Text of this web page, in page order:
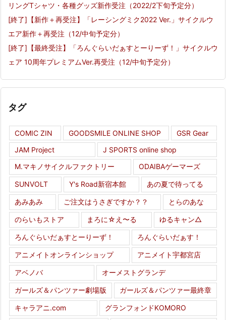
リングTシャツ・各種グッズ新作受注（2022/2下旬予定分）
[終了]【新作＋再受注】「レーシングミク2022 Ver.」サイクルウ
エア新作＋再受注（12/中旬予定分）
[終了]【最終受注】「ろんぐらいだぁすとーりーず！」サイクルウ
ェア 10周年プレミアムVer.再受注（12/中旬予定分）
タグ
COMIC ZIN GOODSMILE ONLINE SHOP
GSR Gear
JAM Project
J SPORTS online shop
M.マキノサイクルファクトリー
ODAIBAゲーマーズ
SUNVOLT Y's Road新宿本館 あの夏で待ってる
あみあみ ご注文はうさぎですか？？ とらのあな
のらいもストア まろに☆え〜る ゆるキャン△
ろんぐらいだぁすとーりーず！ ろんぐらいだぁす！
アニメイトオンラインショップ アニメイト宇都宮店
アベノバ オーメストグランデ
ガールズ＆パンツァー劇場版 ガールズ＆パンツァー最終章
キャラアニ.com グランフォンドKOMORO